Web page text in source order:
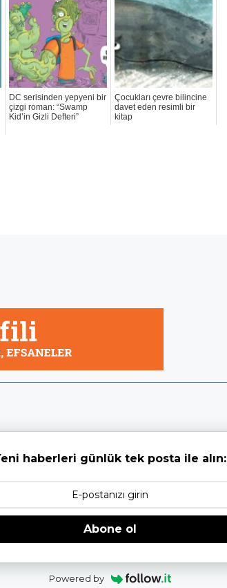
DC serisinden yepyeni bir
çizgi roman: “Swamp
Kid’in Gizli Defteri”
Çocukları çevre bilincine
davet eden resimli bir
kitap
haberleri günlük tek posta ile alın:
Abone ol
Powered by